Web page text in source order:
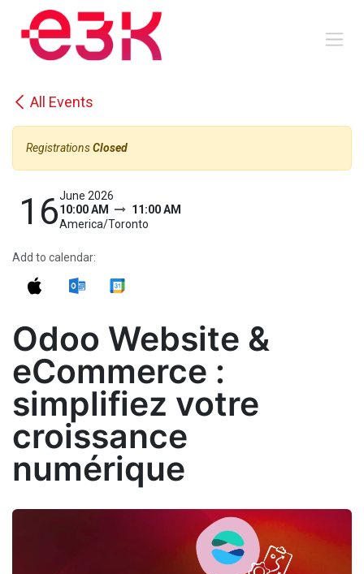
Skip to Content
All Events
RegistrationsClosed
16June 2026
10:00 AM
11:00 AM
America/Toronto
Add to calendar:
Odoo Website &
eCommerce :
simplifiez votre
croissance
numérique